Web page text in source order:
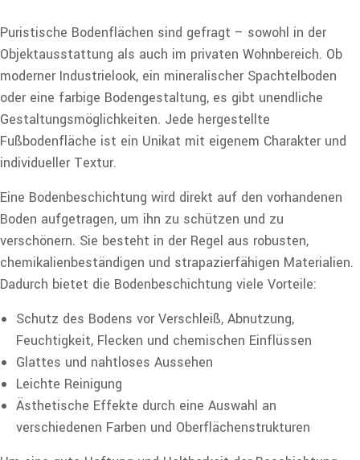
Puristische Bodenflächen sind gefragt – sowohl in der
Objektausstattung als auch im privaten Wohnbereich. Ob
moderner Industrielook, ein mineralischer Spachtelboden
oder eine farbige Bodengestaltung, es gibt unendliche
Gestaltungsmöglichkeiten. Jede hergestellte
Fußbodenfläche ist ein Unikat mit eigenem Charakter und
individueller Textur.
Eine Bodenbeschichtung wird direkt auf den vorhandenen
Boden aufgetragen, um ihn zu schützen und zu
verschönern. Sie besteht in der Regel aus robusten,
chemikalienbeständigen und strapazierfähigen Materialien.
Dadurch bietet die Bodenbeschichtung viele Vorteile:
Schutz des Bodens vor Verschleiß, Abnutzung,
Feuchtigkeit, Flecken und chemischen Einflüssen
Glattes und nahtloses Aussehen
Leichte Reinigung
Ästhetische Effekte durch eine Auswahl an
verschiedenen Farben und Oberflächenstrukturen